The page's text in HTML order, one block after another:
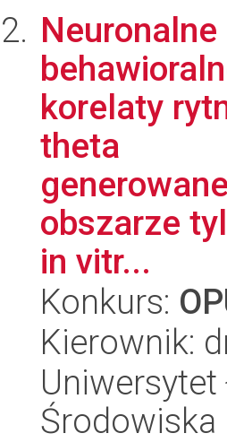
Neuronalne
korelaty
theta
obszarze
in vitr...
Konkurs:
Kierownik:
Uniwersytet
Środowiska